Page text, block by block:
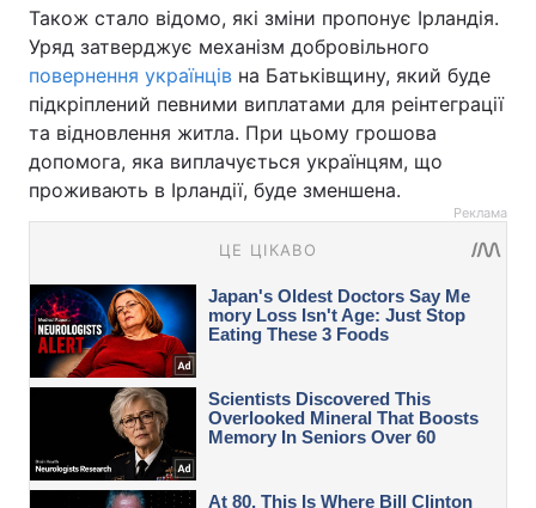
Також стало відомо, які зміни пропонує Ірландія.
Уряд затверджує механізм добровільного
повернення українців на Батьківщину, який буде
підкріплений певними виплатами для реінтеграції
та відновлення житла. При цьому грошова
допомога, яка виплачується українцям, що
проживають в Ірландії, буде зменшена.
Реклама